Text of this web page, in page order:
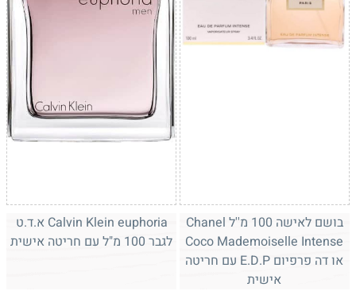
בושם לאישה 100 מ''ל Chanel
Coco Mademoiselle Intense
או דה פרפיום E.D.P עם חריטה
אישית
Calvin Klein euphoria א.ד.ט
לגבר 100 מ"ל עם חריטה אישית